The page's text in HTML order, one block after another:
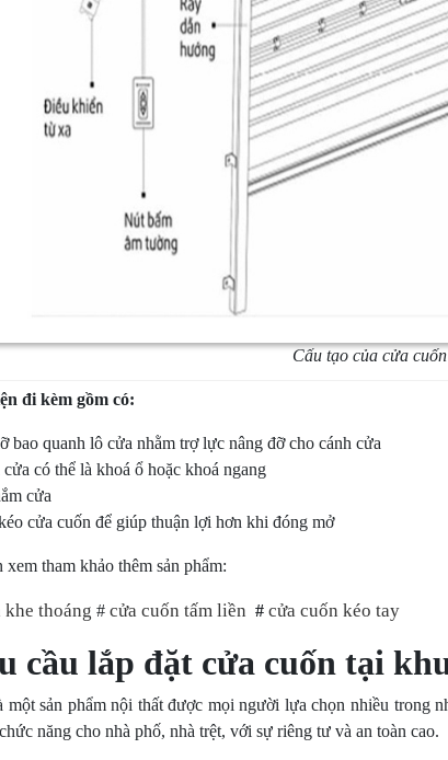
Cấu tạo của cửa cuốn
đi kèm gồm có:
bao quanh lô cửa nhằm trợ lực nâng đỡ cho cánh cửa
có thể là khoá ổ hoặc khoá ngang
cửa
cửa cuốn để giúp thuận lợi hơn khi đóng mở
xem tham khảo thêm sản phẩm:
khe thoáng # cửa cuốn tấm liền # cửa cuốn kéo tay
cầu lắp đặt cửa cuốn tại
một sản phẩm nội thất được mọi người lựa chọn nhiều trong
năng cho nhà phố, nhà trệt, với sự riêng tư và an toàn cao.